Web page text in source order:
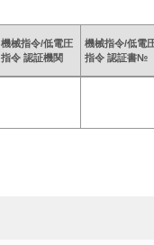
機械指令/低電圧
指令 認証機関
機械指令/低電
指令 認証書№